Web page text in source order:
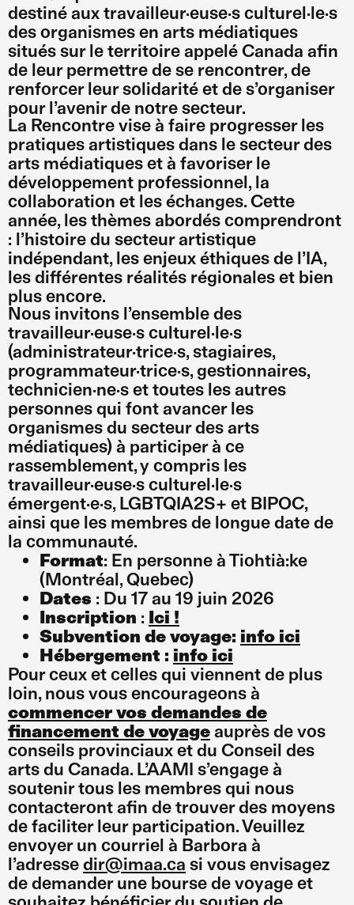
destiné aux travailleur·euse·s culturel·le·s
des organismes en arts médiatiques
situés sur le territoire appelé Canada afin
de leur permettre de se rencontrer, de
renforcer leur solidarité et de s’organiser
pour l’avenir de notre secteur.
La Rencontre vise à faire progresser les
pratiques artistiques dans le secteur des
arts médiatiques et à favoriser le
développement professionnel, la
collaboration et les échanges. Cette
année, les thèmes abordés comprendront
: l’histoire du secteur artistique
indépendant, les enjeux éthiques de l’IA,
les différentes réalités régionales et bien
plus encore.
Nous invitons l’ensemble des
travailleur·euse·s culturel·le·s
(administrateur·trice·s, stagiaires,
programmateur·trice·s, gestionnaires,
technicien·ne·s et toutes les autres
personnes qui font avancer les
organismes du secteur des arts
médiatiques) à participer à ce
rassemblement, y compris les
travailleur·euse·s culturel·le·s
émergent·e·s, LGBTQIA2S+ et BIPOC,
ainsi que les membres de longue date de
la communauté.
Format: En personne à Tiohtià:ke
(Montréal, Quebec)
Dates : Du 17 au 19 juin 2026
Inscription : Ici !
Subvention de voyage: info ici
Hébergement : info ici
Pour ceux et celles qui viennent de plus
loin, nous vous encourageons à
commencer vos demandes de
financement de voyageauprès de vos
conseils provinciaux et du Conseil des
arts du Canada. L’AAMI s’engage à
soutenir tous les membres qui nous
contacteront afin de trouver des moyens
de faciliter leur participation. Veuillez
envoyer un courriel à Barbora à
l’adressedir@imaa.ca si vous envisagez
de demander une bourse de voyage et